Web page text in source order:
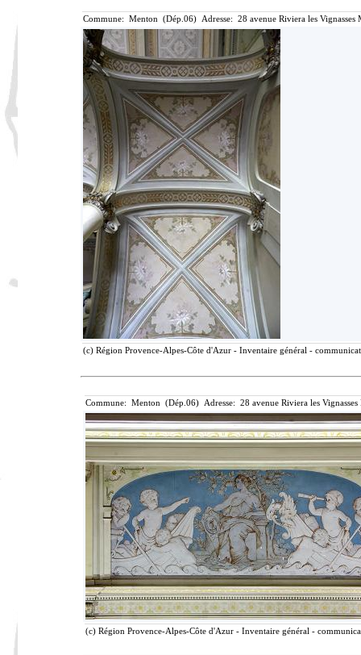
Commune: Menton (Dép.06) Adresse: 28 avenue Riviera les
(c) Région Provence-Alpes-Côte d'Azur - Inventaire général -
Commune: Menton (Dép.06) Adresse: 28 avenue Riviera les
(c) Région Provence-Alpes-Côte d'Azur - Inventaire général -